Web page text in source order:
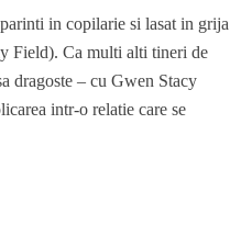
in copilarie si lasat in grija
Field). Ca multi alti tineri de
dragoste – cu Gwen Stacy
intr-o relatie care se